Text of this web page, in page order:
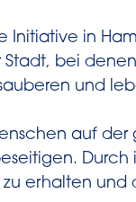
Initiative in
bei
und
auf
erhalten und